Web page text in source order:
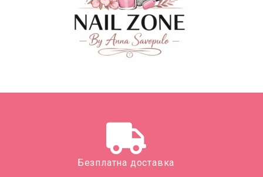
Безплатна доставка